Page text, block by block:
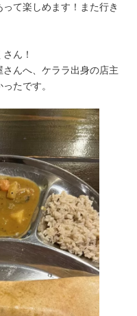
て楽しめます！また行き
ん！
んへ、ケララ出身の店主
たです。